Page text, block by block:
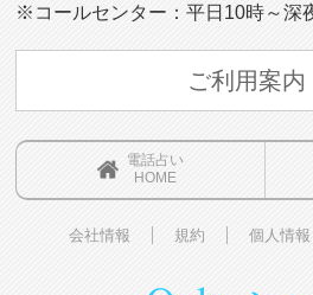
※コールセンター：平日10時～深
ご利用案内
電話占い
HOME
会社情報 規約 個人情報